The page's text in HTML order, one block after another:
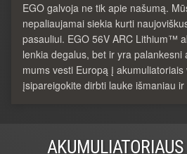
EGO galvoja ne tik apie našumą.
nepaliaujamai siekia kurti
pasauliui. EGO 56V ARC Lithium™
lenkia degalus, bet ir yra palankesni
mums vesti Europą į
įsipareigokite dirbti lauke išmaniau